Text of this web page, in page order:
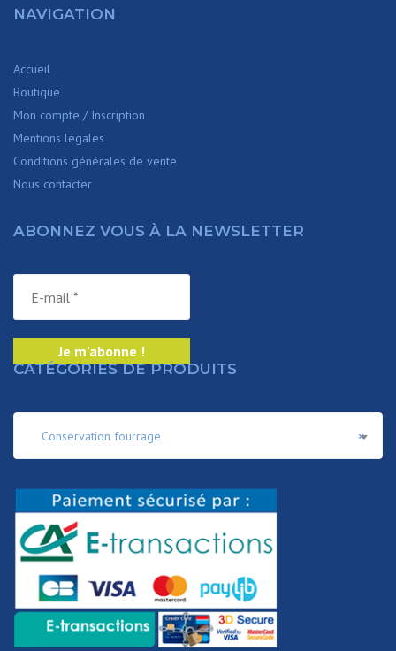
NAVIGATION
Accueil
Boutique
Mon compte / Inscription
Mentions légales
Conditions générales de vente
Nous contacter
ABONNEZ VOUS À LA NEWSLETTER
CATÉGORIES DE PRODUITS
×
Conservation fourrage